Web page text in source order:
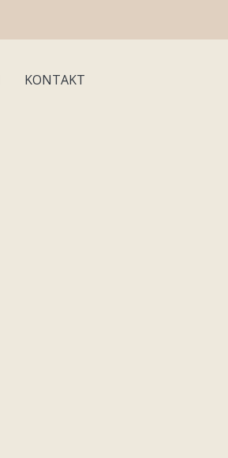
KONTAKT